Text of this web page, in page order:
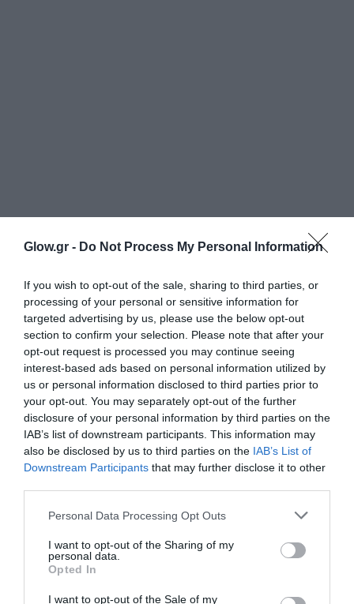
Glow.gr - Do Not Process My Personal Information
If you wish to opt-out of the sale, sharing to third parties, or
processing of your personal or sensitive information for
targeted advertising by us, please use the below opt-out
section to confirm your selection. Please note that after your
opt-out request is processed you may continue seeing
interest-based ads based on personal information utilized by
us or personal information disclosed to third parties prior to
your opt-out. You may separately opt-out of the further
disclosure of your personal information by third parties on the
IAB’s list of downstream participants. This information may
also be disclosed by us to third parties on the IAB’s List of
Downstream Participants that may further disclose it to other
Personal Data Processing Opt Outs
I want to opt-out of the Sharing of my
personal data.
Opted In
I want to opt-out of the Sale of my